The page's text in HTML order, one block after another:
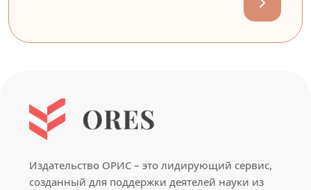
Издательство ОРИС – это лидирующий сервис,
созданный для поддержки деятелей науки из